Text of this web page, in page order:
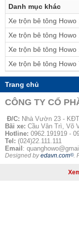
Danh mục khác
Xe trộn bê tông Howo
Xe trộn bê tông Howo
Xe trộn bê tông Howo
Xe trộn bê tông Howo
Trang chủ
CÔNG TY CỔ
Đ/C: Nhà Vườn 23 -
Bãi xe: Cầu Vân Trì, Võ
Hotline: 0962.191919 -
Tel: (024)22.111.111
Email :
Designed byedavn.com©.